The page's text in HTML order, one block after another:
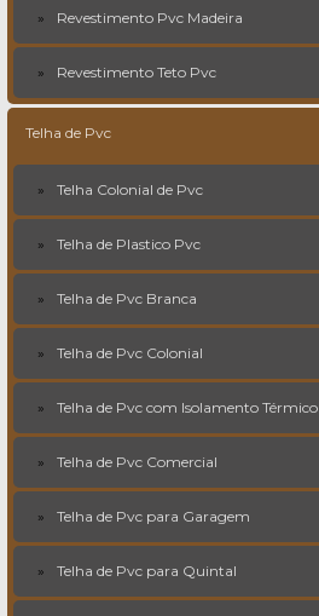
Revestimento Pvc Madeira
Revestimento Teto Pvc
Telha de Pvc
Telha Colonial de Pvc
Telha de Plastico Pvc
Telha de Pvc Branca
Telha de Pvc Colonial
Telha de Pvc com Isolamento Térmico
Telha de Pvc Comercial
Telha de Pvc para Garagem
Telha de Pvc para Quintal